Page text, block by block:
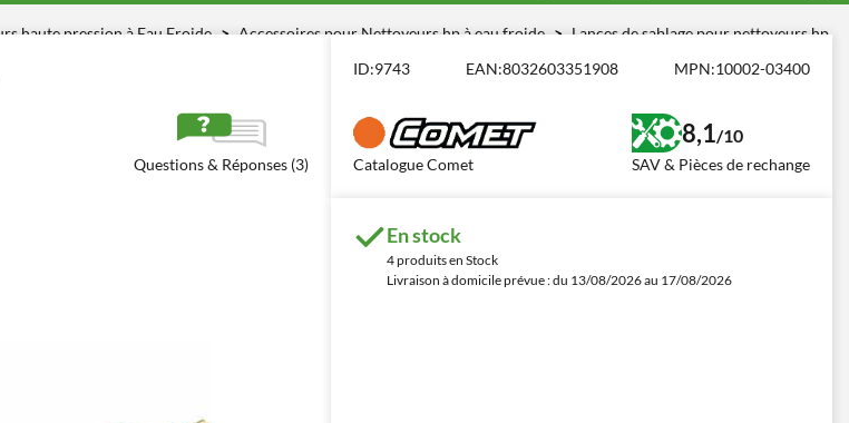
haute pression à Eau Froide Accessoires pour Nettoyeurs hp à eau froide
Lances de sablage pour nettoyeurs hp
Questions & Réponses (3)
ID:9743 EAN:8032603351908 MPN:10002-03400
Catalogue Comet
8,1/10
SAV & Pièces de rechange
En stock
4 produits en Stock
Livraison à domicile prévue : du 13/08/2026 au 17/08/2026